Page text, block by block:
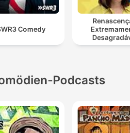
Comedy
Podcasts